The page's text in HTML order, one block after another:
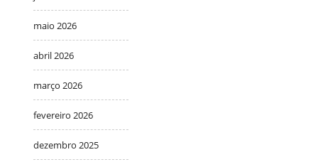
maio 2026
abril 2026
março 2026
fevereiro 2026
dezembro 2025